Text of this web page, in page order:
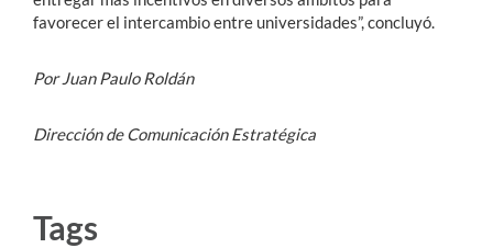
favorecer el intercambio entre universidades”, concluyó.
Por Juan Paulo Roldán
Dirección de Comunicación Estratégica
Tags